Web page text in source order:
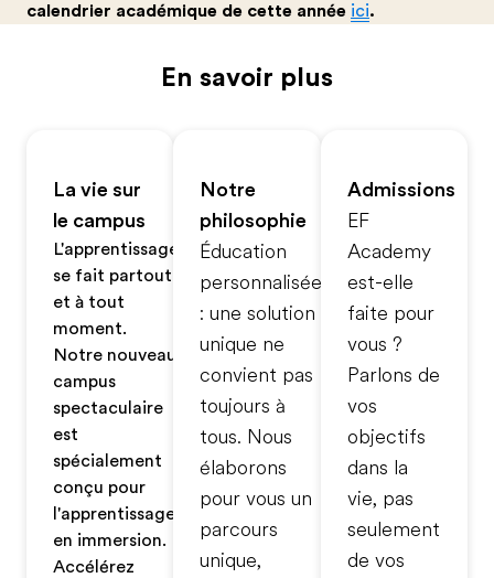
calendrier académique de cette année ici.
En savoir plus
La vie sur
le campus
L'apprentissage
se fait partout
et à tout
moment.
Notre nouveau
campus
spectaculaire
est
spécialement
conçu pour
l'apprentissage
en immersion.
Accélérez
Notre
philosophie
Éducation
personnalisée
: une solution
unique ne
convient pas
toujours à
tous. Nous
élaborons
pour vous un
parcours
unique,
Admissions
EF
Academy
est-elle
faite pour
vous ?
Parlons de
vos
objectifs
dans la
vie, pas
seulement
de vos